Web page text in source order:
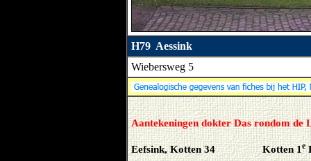
H79 Aessink
Wiebersweg 5
Aantekeningen dokterDas rondom de
Eefsink, Kotten 34 Kotten 1 e